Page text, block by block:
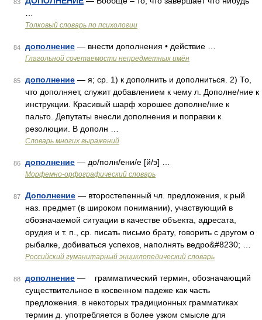
83
Толковый словарь по психологии
84 дополнение — внести дополнения • действие …
Глагольной сочетаемости непредметных имён
85 дополнение — я; ср. 1) к дополнить и дополниться. 2) То,
что дополняет, служит добавлением к чему л. Дополне/ние к
инструкции. Красивый шарф хорошее дополне/ние к
пальто. Депутаты внесли дополнения и поправки к
резолюции. В дополн …
Словарь многих выражений
86 дополнение — до/полн/ени/е [й/э] …
Морфемно-орфографический словарь
87 Дополнение — второстепенный чл. предложения, к рый
наз. предмет (в широком понимании), участвующий в
обозначаемой ситуации в качестве объекта, адресата,
орудия и т. п., ср. писать письмо брату, говорить с другом о
рыбалке, добиваться успехов, наполнять ведро&#8230; …
Российский гуманитарный энциклопедический словарь
88 дополнение — грамматический термин, обозначающий
существительное в косвенном падеже как часть
предложения. в некоторых традиционных грамматиках
термин д. употребляется в более узком смысле для